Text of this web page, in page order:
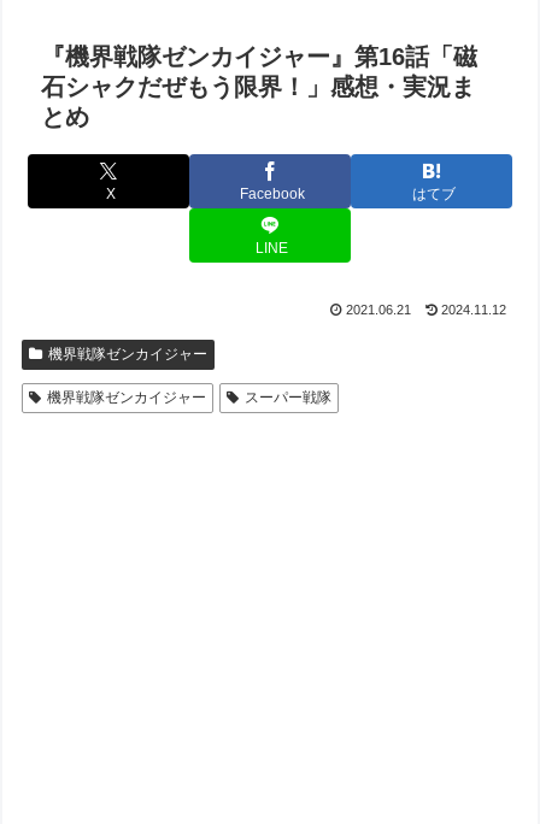
『機界戦隊ゼンカイジャー』第16話「磁
石シャクだぜもう限界！」感想・実況ま
とめ
X Facebook はてブ
LINE
2021.06.21 2024.11.12
機界戦隊ゼンカイジャー
機界戦隊ゼンカイジャー スーパー戦隊